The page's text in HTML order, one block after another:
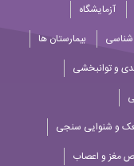
آزمایشگاه
شناسی
بیمارستان ها
و توانبخشی
و شنوایی سنجی
مغز و اعصاب